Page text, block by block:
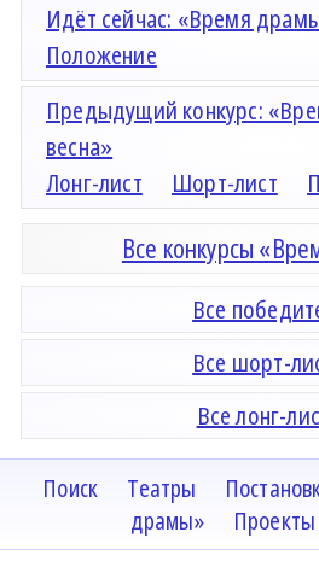
Идёт сейчас: «Время
Положение
Предыдущий конкурс:
весна»
Лонг-лист
Шорт-лист
Все конкурсы
Все
Все шорт-
Все лонг-
Поиск Театры
драмы»
Проекты